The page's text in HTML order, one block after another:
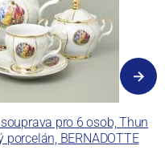
pro 6 osob, Thun
porcelán, BERNADOTTE